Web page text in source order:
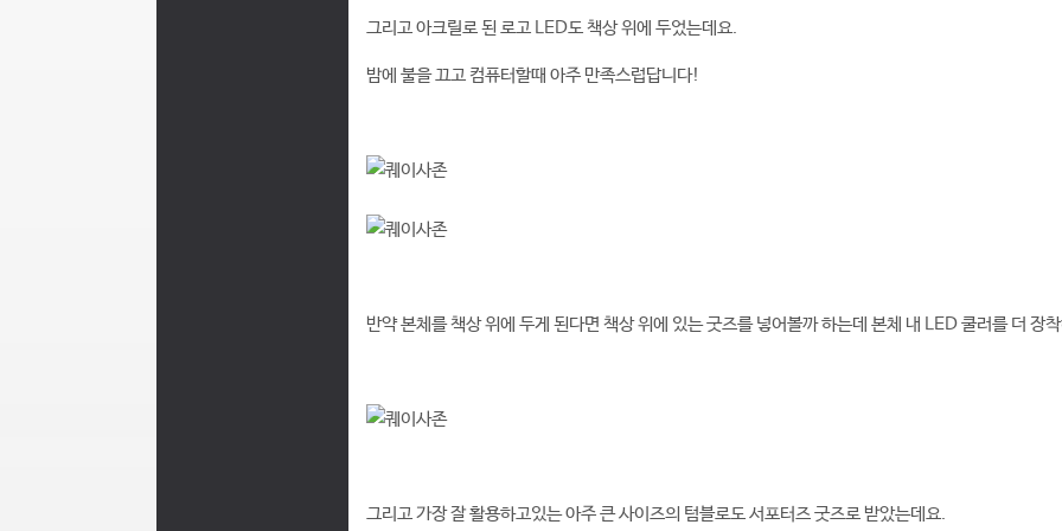
그리고 아크릴로 된 로고 LED도 책상 위에 두었는데요.
밤에 불을 끄고 컴퓨터할때 아주 만족스럽답니다!
반약 본체를 책상 위에 두게 된다면 책상 위에 있는 굿즈를 넣어볼까 하는데 본체 내 LED 쿨러를 더 장
그리고 가장 잘 활용하고있는 아주 큰 사이즈의 텀블로도 서포터즈 굿즈로 받았는데요.